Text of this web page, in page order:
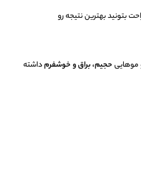
بتونید بهترین نتیجه رو
موهاییحجیم، براق و خوشفرمداشته